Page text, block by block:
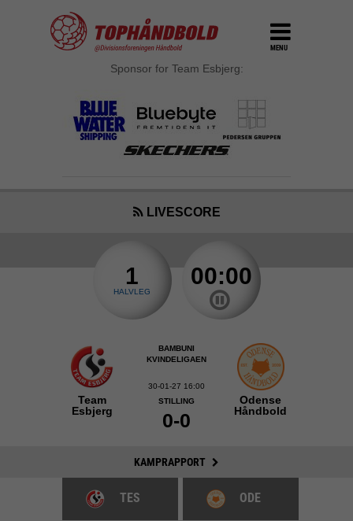
MENU
Sponsor for Team Esbjerg:
LIVESCORE
1
HALVLEG
00:00
Team
Esbjerg
BAMBUNI
KVINDELIGAEN
30-01-27 16:00
STILLING
0-0
Odense
Håndbold
KAMPRAPPORT
TES ODE